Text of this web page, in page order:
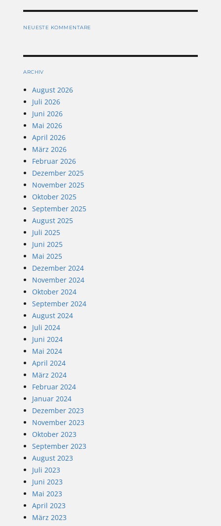
NEUESTE KOMMENTARE
ARCHIV
August 2026
Juli 2026
Juni 2026
Mai 2026
April 2026
März 2026
Februar 2026
Dezember 2025
November 2025
Oktober 2025
September 2025
August 2025
Juli 2025
Juni 2025
Mai 2025
Dezember 2024
November 2024
Oktober 2024
September 2024
August 2024
Juli 2024
Juni 2024
Mai 2024
April 2024
März 2024
Februar 2024
Januar 2024
Dezember 2023
November 2023
Oktober 2023
September 2023
August 2023
Juli 2023
Juni 2023
Mai 2023
April 2023
März 2023